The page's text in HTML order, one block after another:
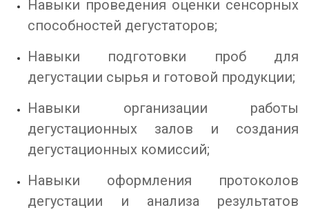
Навыки проведения оценки сенсорных
способностей дегустаторов;
Навыки подготовки проб для
дегустации сырья и готовой продукции;
Навыки организации работы
дегустационных залов и создания
дегустационных комиссий;
Навыки оформления протоколов
дегустации и анализа результатов